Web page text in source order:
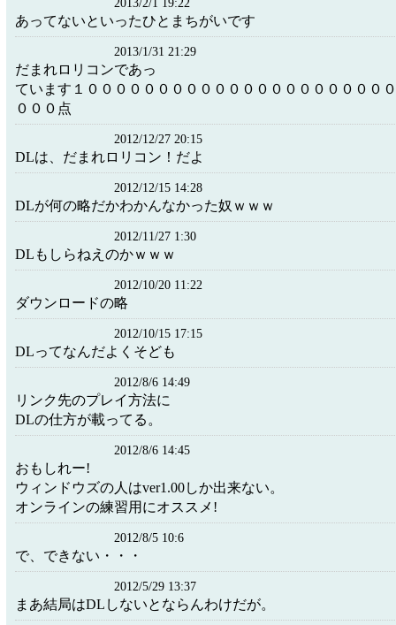
2013/2/1 19:22
あってないといったひとまちがいです
2013/1/31 21:29
だまれロリコンであっ
ています１０００００００００００００００００００００
０００点
2012/12/27 20:15
DLは、だまれロリコン！だよ
2012/12/15 14:28
DLが何の略だかわかんなかった奴ｗｗｗ
2012/11/27 1:30
DLもしらねえのかｗｗｗ
2012/10/20 11:22
ダウンロードの略
2012/10/15 17:15
DLってなんだよくそども
2012/8/6 14:49
リンク先のプレイ方法に
DLの仕方が載ってる。
2012/8/6 14:45
おもしれー!
ウィンドウズの人はver1.00しか出来ない。
オンラインの練習用にオススメ!
2012/8/5 10:6
で、できない・・・
2012/5/29 13:37
まあ結局はDLしないとならんわけだが。